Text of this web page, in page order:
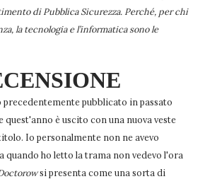
di Pubblica Sicurezza. Perché, per chi
la tecnologia e l’informatica sono le
pubblicato in passato
quest'anno è uscito con una nuova veste
Io personalmente non ne avevo
quando ho letto la trama non vedevo l'ora
si presenta come una sorta di